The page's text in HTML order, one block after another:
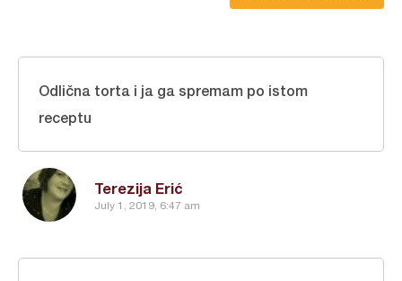
Terezija Erić
July 1, 2019, 6:47 am
Odlična torta i ja ga spremam po istom
receptu